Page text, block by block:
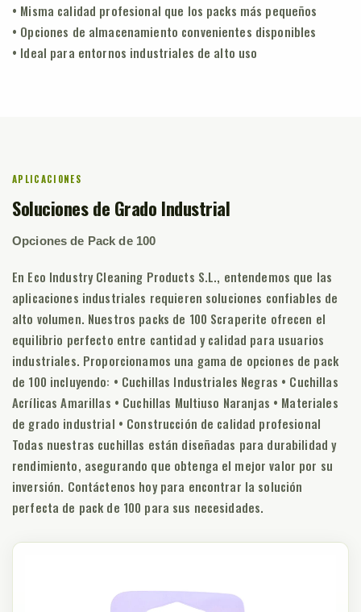
• Misma calidad profesional que los packs más pequeños
• Opciones de almacenamiento convenientes disponibles
• Ideal para entornos industriales de alto uso
APLICACIONES
Soluciones de Grado Industrial
Opciones de Pack de 100
En Eco Industry Cleaning Products S.L., entendemos que las
aplicaciones industriales requieren soluciones confiables de
alto volumen. Nuestros packs de 100 Scraperite ofrecen el
equilibrio perfecto entre cantidad y calidad para usuarios
industriales. Proporcionamos una gama de opciones de pack
de 100 incluyendo: • Cuchillas Industriales Negras • Cuchillas
Acrílicas Amarillas • Cuchillas Multiuso Naranjas • Materiales
de grado industrial • Construcción de calidad profesional
Todas nuestras cuchillas están diseñadas para durabilidad y
rendimiento, asegurando que obtenga el mejor valor por su
inversión. Contáctenos hoy para encontrar la solución
perfecta de pack de 100 para sus necesidades.